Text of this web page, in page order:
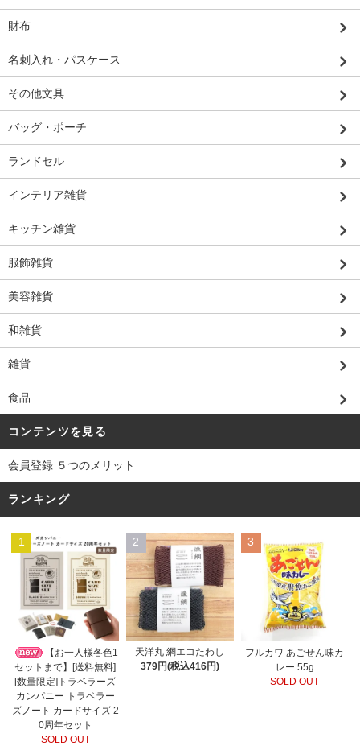
財布
名刺入れ・パスケース
その他文具
バッグ・ポーチ
ランドセル
インテリア雑貨
キッチン雑貨
服飾雑貨
美容雑貨
和雑貨
雑貨
食品
コンテンツを見る
会員登録 ５つのメリット
ランキング
1
【お一人様各色1
セットまで】[送料無料]
[数量限定]トラベラーズ
カンパニー トラベラー
ズノート カードサイズ 2
0周年セット
SOLD OUT
2
天洋丸 網エコたわし
379円(税込416円)
3
フルカワ あごせん味カ
レー 55g
SOLD OUT